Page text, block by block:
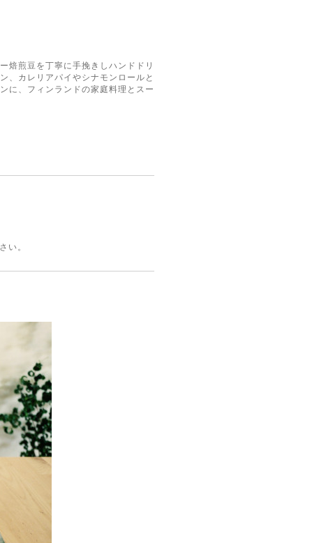
焙煎豆を丁寧に手挽きしハンドドリ
、カレリアパイやシナモンロールと
に、フィンランドの家庭料理とスー
い。